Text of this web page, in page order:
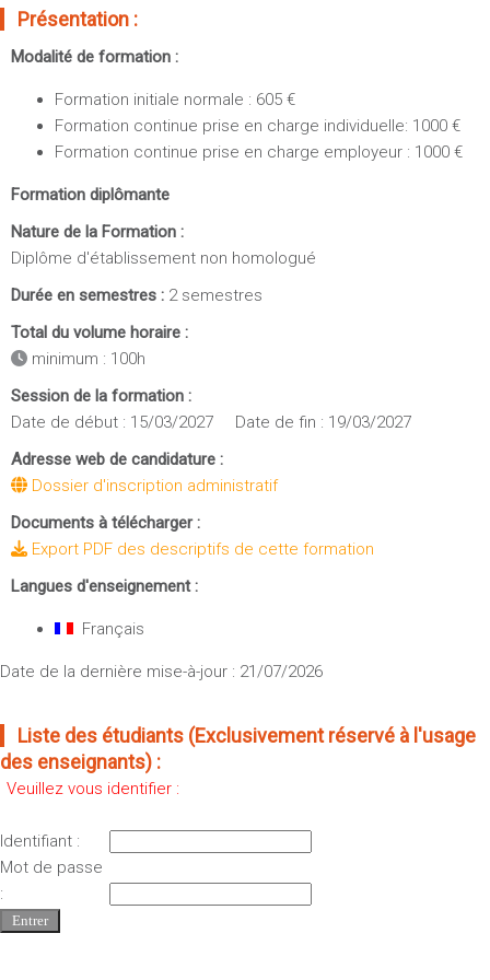
Sportives)
GEP (Génie Electrique des Procédés - Département composante)
Informatique (Département Composante)
Plan et accès
Intranet des personnels
Moodle
Messagerie
Stage et emploi
Portefeuille d'Expériences et
de Compétences
Fermer
Présentation :
Modalité de formation :
Formation initiale normale : 605 €
Formation continue prise en charge individuelle: 1000 €
Formation continue prise en charge employeur : 1000 €
Formation diplômante
Nature de la Formation :
Diplôme d'établissement non homologué
Durée en semestres : 2 semestres
Total du volume horaire :
minimum : 100h
Session de la formation :
Date de début : 15/03/2027 Date de fin : 19/03/2027
Adresse web de candidature :
Dossier d'inscription administratif
Documents à télécharger :
Export PDF des descriptifs de cette formation
Langues d'enseignement :
Français
Date de la dernière mise-à-jour : 21/07/2026
Liste des étudiants (Exclusivement réservé à l'usage
des enseignants) :
Veuillez vous identifier :
Identifiant :
Mot de passe
: